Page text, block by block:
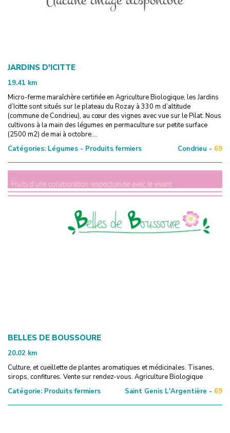
JARDINS D'ICITTE
19.41 km
Micro-ferme maraîchère certifiée en Agriculture Biologique, les Jardins
d’Icitte sont situés sur le plateau du Rozay à 330 m d’altitude
(commune de Condrieu), au cœur des vignes avec vue sur le Pilat. Nous
cultivons à la main des légumes en permaculture sur petite surface
(2500 m2) de mai à octobre....
Catégories: Légumes - Produits fermiers Condrieu - 69
BELLES DE BOUSSOURE
20.02 km
Culture, et cueillette de plantes aromatiques et médicinales. Tisanes,
sirops, confitures. Vente sur rendez-vous. Agriculture Biologique
Catégorie: Produits fermiers Saint Genis L'Argentière - 69